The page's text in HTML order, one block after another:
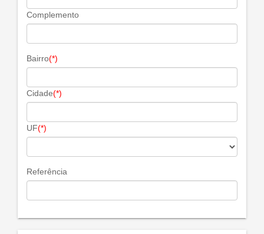
Complemento
Bairro(*)
Cidade(*)
UF(*)
Referência